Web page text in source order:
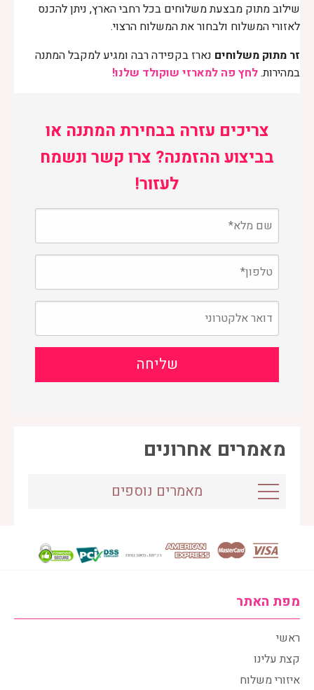
מאמרים אחרונים
מאמרים נוספים
שילוב מתוק מבצעת משלוחים בכל רחבי הארץ, ניתן להכנס
לאזורי המשלוח ולבחור את המשלוח הרצוי.
זר מתוק משלוחים נארז בקפידה רבה ומגיע למקבל המתנה
במהירות.לחץ פה למארזי שוקולד שלנו!
צריכים עזרה בבחירת המתנה או
בביצוע ההזמנה? צרו קשר ונשמח
לעזור!
מפת האתר
ראשי
קצת עלינו
איזורי משלוח